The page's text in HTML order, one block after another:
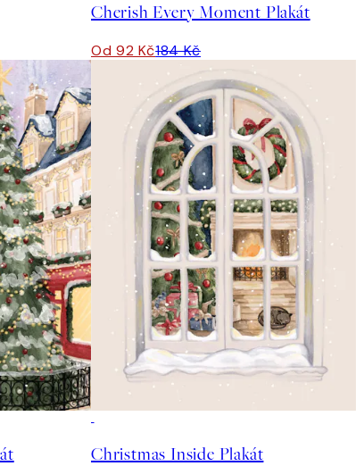
Cherish Every Moment Plakát
Od 92 Kč184 Kč
Christmas Inside Plakát